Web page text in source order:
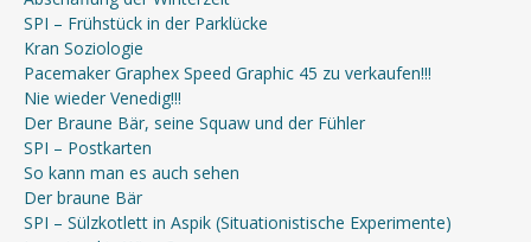
SPI – Frühstück in der Parklücke
Kran Soziologie
Pacemaker Graphex Speed Graphic 45 zu verkaufen!!!
Nie wieder Venedig!!!
Der Braune Bär, seine Squaw und der Fühler
SPI – Postkarten
So kann man es auch sehen
Der braune Bär
SPI – Sülzkotlett in Aspik (Situationistische Experimente)